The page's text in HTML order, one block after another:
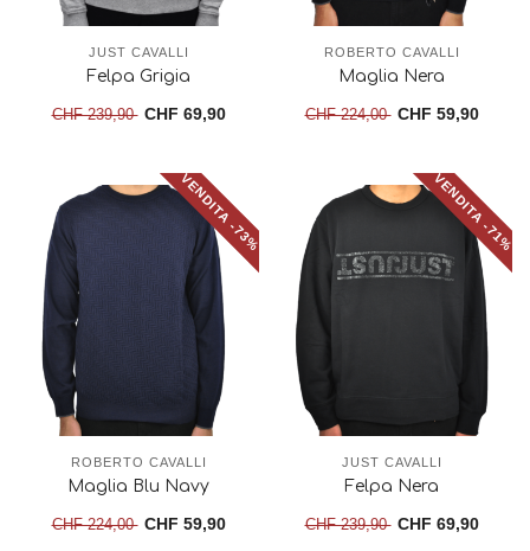
JUST CAVALLI
Felpa Grigia
CHF 239,90 CHF 69,90
ROBERTO CAVALLI
Maglia Nera
CHF 224,00 CHF 59,90
VENDITA -73%
ROBERTO CAVALLI
Maglia Blu Navy
CHF 224,00 CHF 59,90
VENDITA -71%
JUST CAVALLI
Felpa Nera
CHF 239,90 CHF 69,90